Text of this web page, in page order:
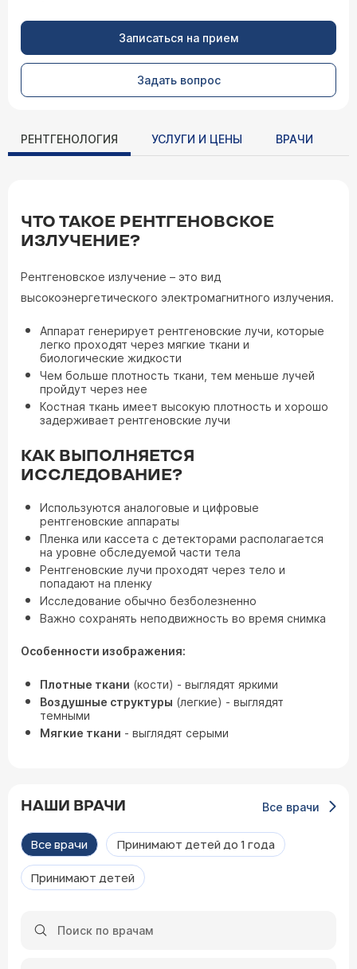
Записаться на прием
Задать вопрос
РЕНТГЕНОЛОГИЯ УСЛУГИ И ЦЕНЫ ВРАЧИ
ЧТО ТАКОЕ РЕНТГЕНОВСКОЕ
ИЗЛУЧЕНИЕ?
Рентгеновское излучение – это вид
высокоэнергетического электромагнитного излучения.
Аппарат генерирует рентгеновские лучи, которые
легко проходят через мягкие ткани и
биологические жидкости
Чем больше плотность ткани, тем меньше лучей
пройдут через нее
Костная ткань имеет высокую плотность и хорошо
задерживает рентгеновские лучи
КАК ВЫПОЛНЯЕТСЯ
ИССЛЕДОВАНИЕ?
Используются аналоговые и цифровые
рентгеновские аппараты
Пленка или кассета с детекторами располагается
на уровне обследуемой части тела
Рентгеновские лучи проходят через тело и
попадают на пленку
Исследование обычно безболезненно
Важно сохранять неподвижность во время снимка
Особенности изображения:
Плотные ткани (кости) - выглядят яркими
Воздушные структуры (легкие) - выглядят
темными
Мягкие ткани - выглядят серыми
НАШИ ВРАЧИ Все врачи
Все врачи Принимают детей до 1 года
Принимают детей